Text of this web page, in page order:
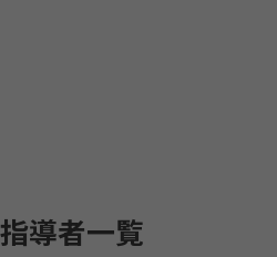
指導者一覧